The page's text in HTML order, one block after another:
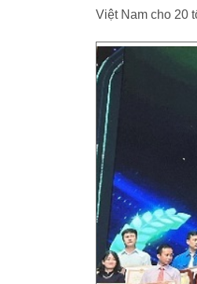
Việt Nam cho 20